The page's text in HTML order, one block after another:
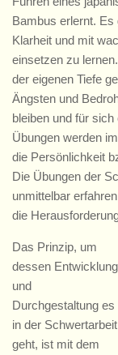
Bambus erlernt. Es
Klarheit und mit
einsetzen zu
der eigenen Tiefe
Ängsten und
bleiben und für
Übungen werden
die Persönlichkeit
Die Übungen der
unmittelbar
die
Das Prinzip, um
dessen Entwicklung
und
Durchgestaltung es
in der Schwertarbeit
geht, ist mit dem